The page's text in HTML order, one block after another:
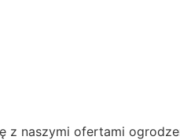
z naszymi ofertami